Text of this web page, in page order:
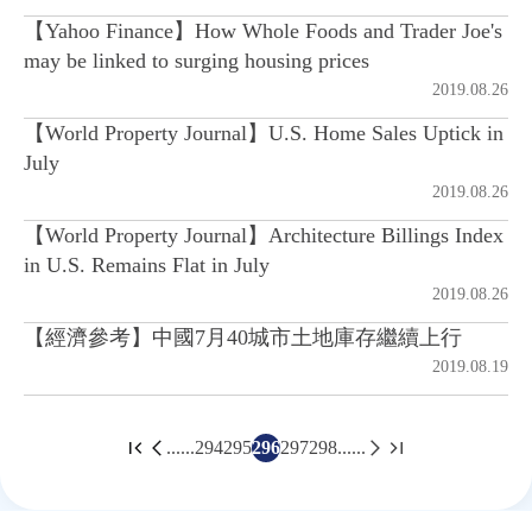
【Yahoo Finance】How Whole Foods and Trader Joe's
may be linked to surging housing prices
2019.08.26
【World Property Journal】U.S. Home Sales Uptick in
July
2019.08.26
【World Property Journal】Architecture Billings Index
in U.S. Remains Flat in July
2019.08.26
【經濟參考】中國7月40城市土地庫存繼續上行
2019.08.19
......294295296297298......